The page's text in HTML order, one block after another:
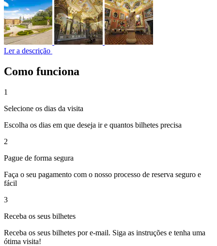
Ler a descrição
Como funciona
1
Selecione os dias da visita
Escolha os dias em que deseja ir e quantos bilhetes precisa
2
Pague de forma segura
Faça o seu pagamento com o nosso processo de reserva seguro e
fácil
3
Receba os seus bilhetes
Receba os seus bilhetes por e-mail. Siga as instruções e tenha uma
ótima visita!